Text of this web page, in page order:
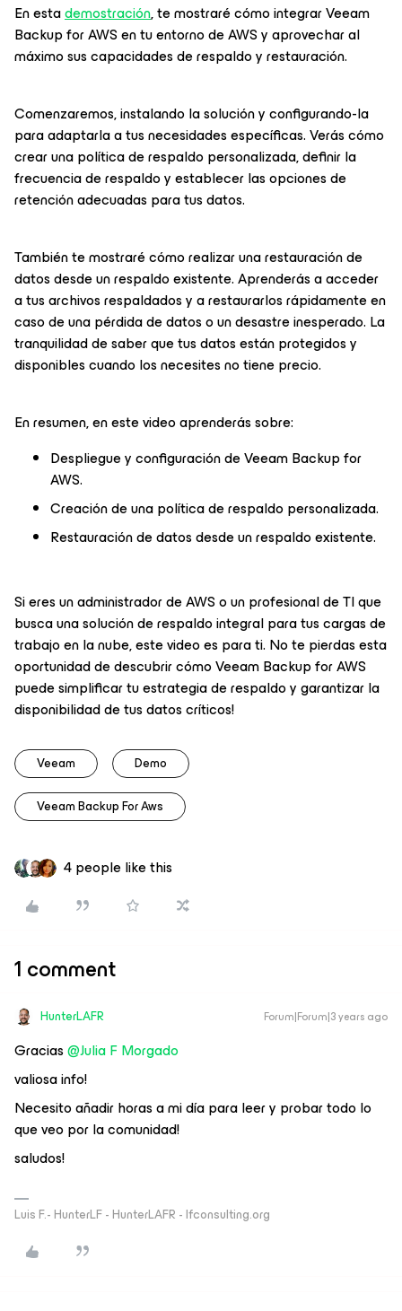
En estademostración, te mostraré cómo integrar Veeam
Backup for AWS en tu entorno de AWS y aprovechar al
máximo sus capacidades de respaldo y restauración.
Comenzaremos, instalando la solución y configurando-la
para adaptarla a tus necesidades específicas. Verás cómo
crear una política de respaldo personalizada, definir la
frecuencia de respaldo y establecer las opciones de
retención adecuadas para tus datos.
También te mostraré cómo realizar una restauración de
datos desde un respaldo existente. Aprenderás a acceder
a tus archivos respaldados y a restaurarlos rápidamente en
caso de una pérdida de datos o un desastre inesperado. La
tranquilidad de saber que tus datos están protegidos y
disponibles cuando los necesites no tiene precio.
En resumen, en este video aprenderás sobre:
Despliegue y configuración de Veeam Backup for
AWS.
Creación de una política de respaldo personalizada.
Restauración de datos desde un respaldo existente.
Si eres un administrador de AWS o un profesional de TI que
busca una solución de respaldo integral para tus cargas de
trabajo en la nube, este video es para ti. No te pierdas esta
oportunidad de descubrir cómo Veeam Backup for AWS
puede simplificar tu estrategia de respaldo y garantizar la
disponibilidad de tus datos críticos!
Veeam Demo
Veeam Backup For Aws
4 people like this
1 comment
HunterLAFR Forum|Forum|3 years ago
Gracias@Julia F Morgado
valiosa info!
Necesito añadir horas a mi día para leer y probar todo lo
que veo por la comunidad!
saludos!
Luis F.- HunterLF - HunterLAFR - lfconsulting.org